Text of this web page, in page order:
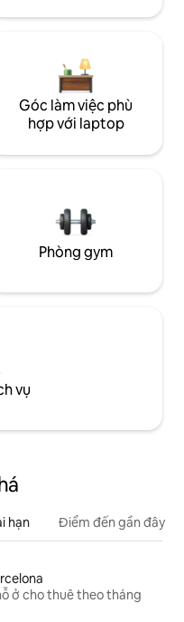
Góc làm việc phù
hợp với laptop
Phòng gym
vụ
hạn Điểm đến gần đây
ở cho thuê theo tháng